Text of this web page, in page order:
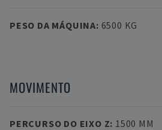
PESO DA MÁQUINA: 6500 KG
MOVIMENTO
PERCURSO DO EIXO Z: 1500 MM